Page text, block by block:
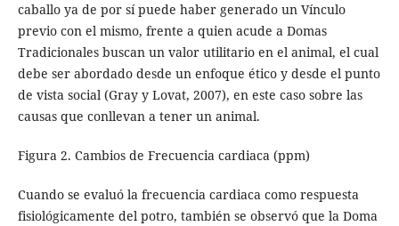
caballo ya de por sí puede haber generado un Vínculo
previo con el mismo, frente a quien acude a Domas
Tradicionales buscan un valor utilitario en el animal, el cual
debe ser abordado desde un enfoque ético y desde el punto
de vista social (Gray y Lovat, 2007), en este caso sobre las
causas que conllevan a tener un animal.
Figura 2. Cambios de Frecuencia cardiaca (ppm)
Cuando se evaluó la frecuencia cardiaca como respuesta
fisiológicamente del potro, también se observó que la Doma